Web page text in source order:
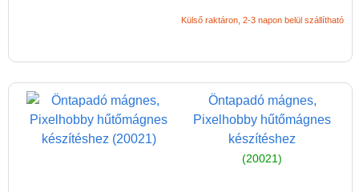
Külső raktáron, 2-3 napon belül szállítható
Öntapadó mágnes,
Pixelhobby hűtőmágnes
készítéshez
(20021)